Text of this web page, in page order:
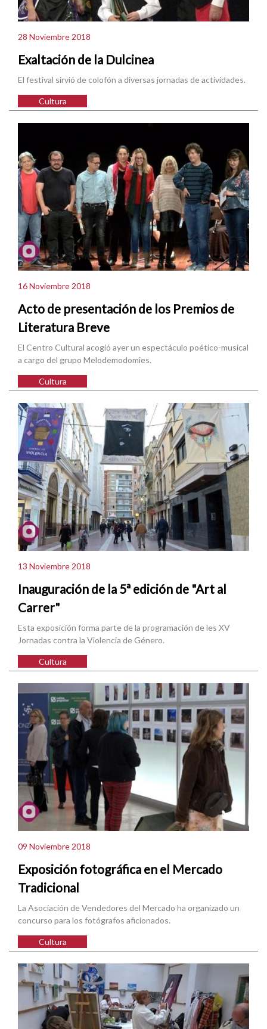
28 Noviembre 2018
Exaltación de la Dulcinea
El festival sirvió de colofón a diversas jornadas de actividades.
Cultura
16 Noviembre 2018
Acto de presentación de los Premios de
Literatura Breve
El Centro Cultural acogió ayer un espectáculo poético-musical
a cargo del grupo Melodemodomies.
Cultura
13 Noviembre 2018
Inauguración de la 5ª edición de "Art al
Carrer"
Esta exposición forma parte de la programación de les XV
Jornadas contra la Violencia de Género.
Cultura
09 Noviembre 2018
Exposición fotográfica en el Mercado
Tradicional
La Asociación de Vendedores del Mercado ha organizado un
concurso para los fotógrafos aficionados.
Cultura